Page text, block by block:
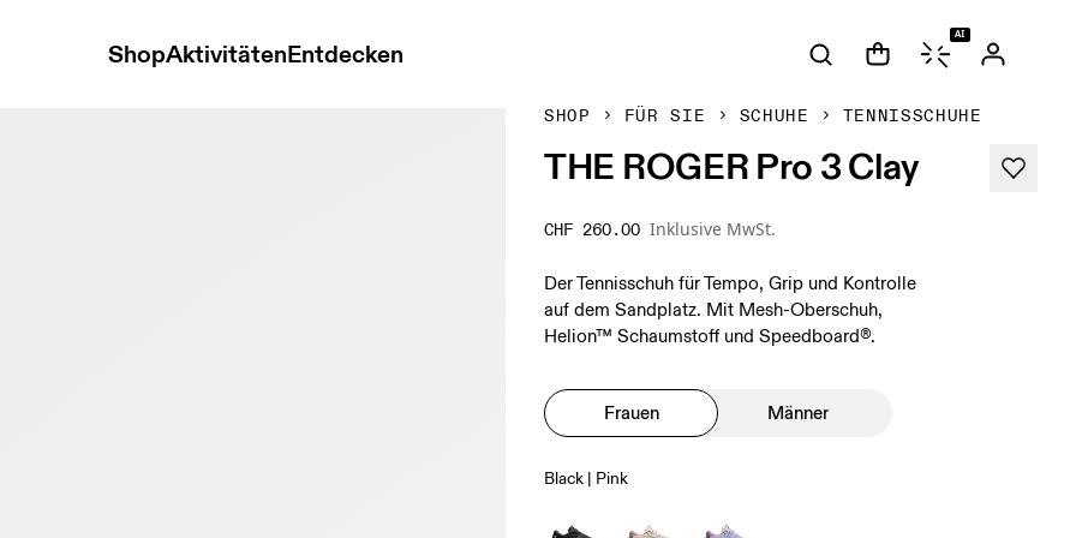
ShopAktivitätenEntdecken
AI
SHOP FÜR SIE SCHUHE TENNISSCHUHE
THE ROGER Pro 3 Clay
CHF 260.00 Inklusive MwSt.
Der Tennisschuh für Tempo, Grip und Kontrolle
auf dem Sandplatz. Mit Mesh-Oberschuh,
Helion™ Schaumstoff und Speedboard®.
Frauen Männer
Black | Pink